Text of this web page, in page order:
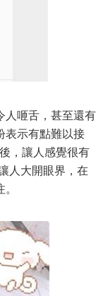
人咂舌，甚至還有
表示有點難以接
，讓人感覺很有
人大開眼界，在